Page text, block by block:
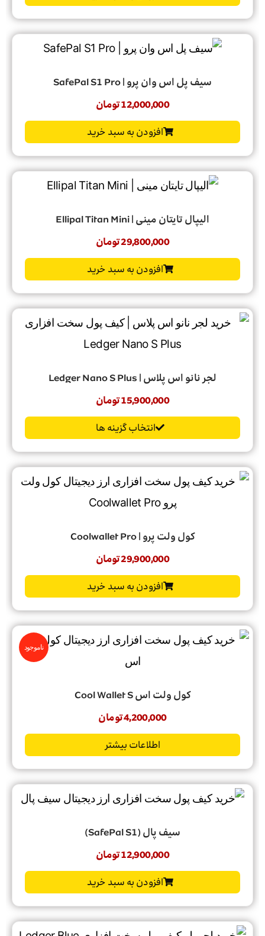
سیف پل اس وان پرو | SafePal S1 Pro
12,000,000تومان
افزودن به سبد خرید
الیپال تایتان مینی | Ellipal Titan Mini
29,800,000تومان
افزودن به سبد خرید
لجر نانو اس پلاس | Ledger Nano S Plus
15,900,000تومان
انتخاب گزینه ها
کول ولت پرو | Coolwallet Pro
29,900,000تومان
افزودن به سبد خرید
کول ولت اس Cool Wallet S
ناموجود
4,200,000تومان
اطلاعات بیشتر
سیف پال (SafePal S1)
12,900,000تومان
افزودن به سبد خرید